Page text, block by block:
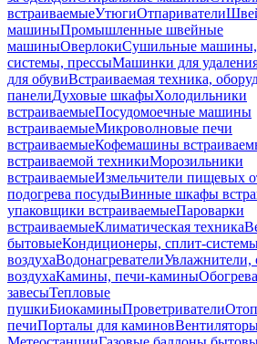
встраиваемыеУтюгиОтпариватели
машиныПромышленные швейные
машиныОверлокиСушильные
системы, прессыМашинки для
для обувиВстраиваемая техника,
панелиДуховые шкафыХолодильники
встраиваемыеПосудомоечные машины
встраиваемыеМикроволновые печи
встраиваемыеКофемашины
встраиваемой техникиМорозильники
встраиваемыеИзмельчители пищевых
подогрева посудыВинные шкафы
упаковщики встраиваемыеПароварки
встраиваемыеКлиматическая техника
бытовыеКондиционеры, сплит-
воздухаВодонагревателиУвлажнители,
воздухаКамины, печи-камины
завесыТепловые
пушкиБиокаминыПроветриватели
печиПорталы для каминов